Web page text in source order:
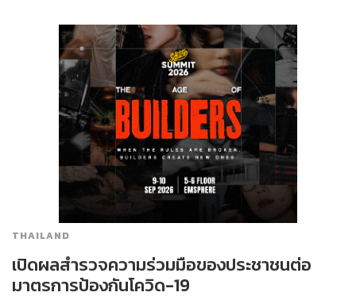
THAILAND
เปิดผลสำรวจความร่วมมือของประชาชนต่อ
มาตรการป้องกันโควิด-19